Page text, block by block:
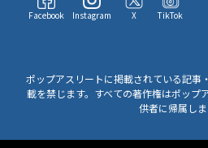
Facebook Instagram X TikTok
ポップアスリートに掲載されている記事
載を禁じます。すべての著作権はポップ
供者に帰属しま